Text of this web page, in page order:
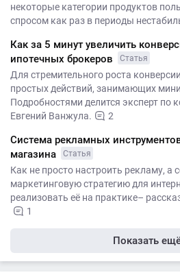
некоторые категории продуктов
спросом как раз в периоды
Как за 5 минут увеличить
ипотечных брокеров
Статья
Для стремительного роста
простых действий, занимающих
Подробностями делится эксперт по
Евгений Ванжула.
2
Система рекламных
магазина
Статья
Как не просто настроить рекламу, а
маркетинговую стратегию для
реализовать её на практике–
1
Показать